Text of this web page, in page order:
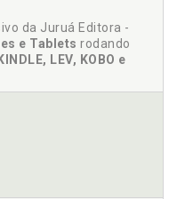
e
ambientais, p.
13
da Juruá Editora -
e Tablets rodando
LEV, KOBO e